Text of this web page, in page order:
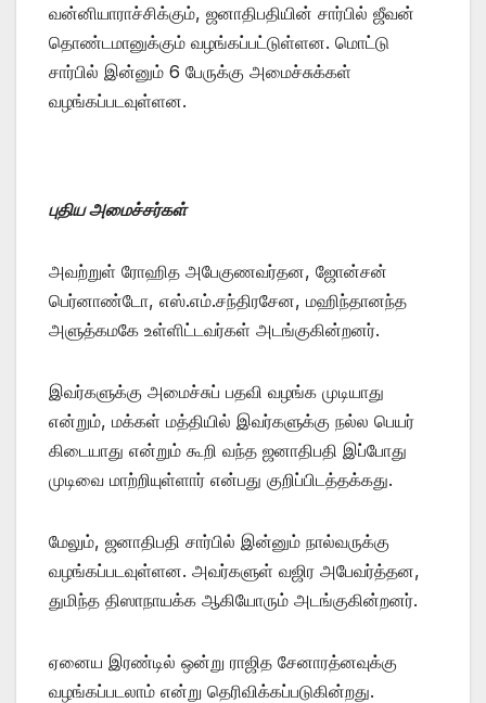
வன்னியாராச்சிக்கும், ஜனாதிபதியின் சார்பில் ஜீவன்
தொண்டமானுக்கும் வழங்கப்பட்டுள்ளன. மொட்டு
சார்பில் இன்னும் 6 பேருக்கு அமைச்சுக்கள்
வழங்கப்படவுள்ளன.
புதிய அமைச்சர்கள்
அவற்றுள் ரோஹித அபேகுணவர்தன, ஜோன்சன்
பெர்னாண்டோ, எஸ்.எம்.சந்திரசேன, மஹிந்தானந்த
அளுத்கமகே உள்ளிட்டவர்கள் அடங்குகின்றனர்.
இவர்களுக்கு அமைச்சுப் பதவி வழங்க முடியாது
என்றும், மக்கள் மத்தியில் இவர்களுக்கு நல்ல பெயர்
கிடையாது என்றும் கூறி வந்த ஜனாதிபதி இப்போது
முடிவை மாற்றியுள்ளார் என்பது குறிப்பிடத்தக்கது.
மேலும், ஜனாதிபதி சார்பில் இன்னும் நால்வருக்கு
வழங்கப்படவுள்ளன. அவர்களுள் வஜிர அபேவர்த்தன,
துமிந்த திஸாநாயக்க ஆகியோரும் அடங்குகின்றனர்.
ஏனைய இரண்டில் ஒன்று ராஜித சேனாரத்னவுக்கு
வழங்கப்படலாம் என்று தெரிவிக்கப்படுகின்றது.